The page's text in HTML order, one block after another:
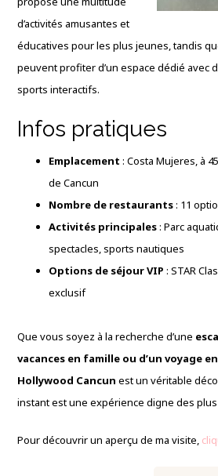
d’activités amusantes et
éducatives pour les plus jeunes, tandis
peuvent profiter d’un espace dédié avec
sports interactifs.
Infos pratiques
Emplacement : Costa Mujeres, à
de Cancun
Nombre de restaurants: 11
Activités principales: Parc
spectacles, sports nautiques
Options de séjour VIP : STAR
exclusif
Que vous soyez à la recherche d’une
vacances en famille ou d’un voyage
Hollywood Cancun est un véritable
instant est une expérience digne des
Pour découvrir un aperçu de ma visite,